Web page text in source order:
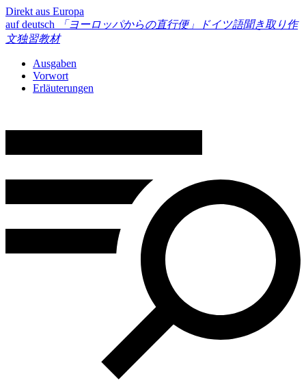
Direkt aus Europa
auf deutsch
「ヨーロッパからの直行便」
ドイツ語聞き取り作
文独習教材
Ausgaben
Vorwort
Erläuterungen